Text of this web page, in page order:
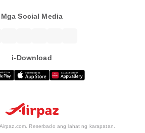
Mga Social Media
i-Download
Reserbado ang lahat ng karapatan.